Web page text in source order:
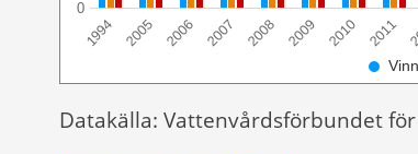
1994 2005 2006 2007 2008 2009 2010 2011
0
Datakälla: Vattenvårdsförbundet